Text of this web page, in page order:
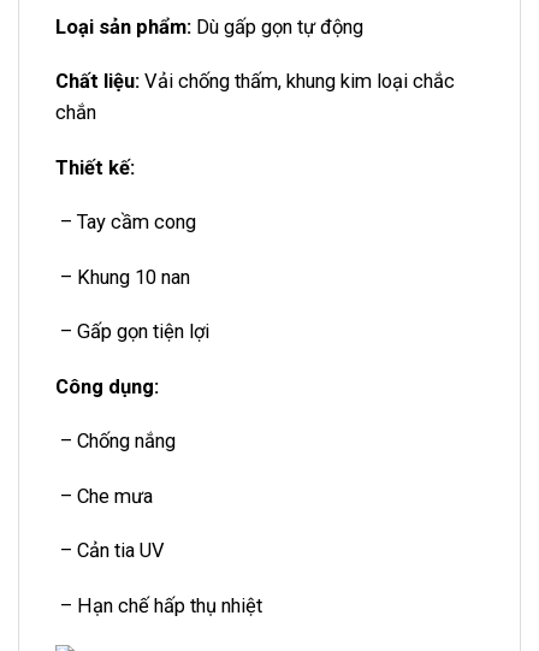
Loại sản phẩm: Dù gấp gọn tự động
Chất liệu: Vải chống thấm, khung kim loại chắc
chắn
Thiết kế:
– Tay cầm cong
– Khung 10 nan
– Gấp gọn tiện lợi
Công dụng:
– Chống nắng
– Che mưa
– Cản tia UV
– Hạn chế hấp thụ nhiệt